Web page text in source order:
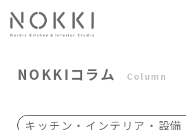
NOKKIコラム Column
キッチン・インテリア・設備